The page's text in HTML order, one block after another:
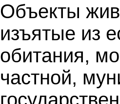
Объекты
изъятые из
обитания,
частной,